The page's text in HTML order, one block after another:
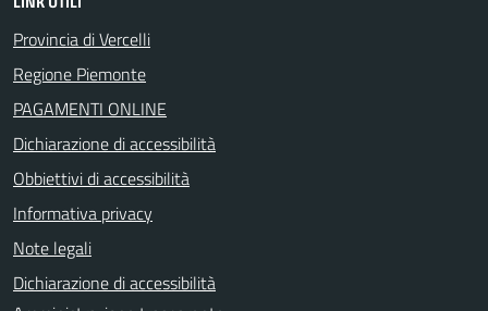
Provincia di Vercelli
Regione Piemonte
PAGAMENTI ONLINE
Dichiarazione di accessibilità
Obbiettivi di accessibilità
Informativa privacy
Note legali
Dichiarazione di accessibilità